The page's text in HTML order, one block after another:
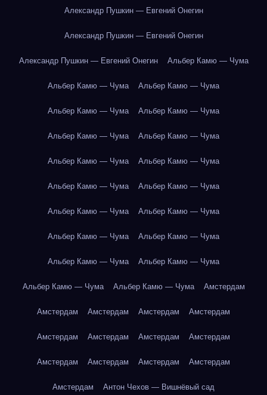
Александр Пушкин — Евгений Онегин
Александр Пушкин — Евгений Онегин
Александр Пушкин — Евгений Онегин Альбер Камю — Чума
Альбер Камю — Чума Альбер Камю — Чума
Альбер Камю — Чума Альбер Камю — Чума
Альбер Камю — Чума Альбер Камю — Чума
Альбер Камю — Чума Альбер Камю — Чума
Альбер Камю — Чума Альбер Камю — Чума
Альбер Камю — Чума Альбер Камю — Чума
Альбер Камю — Чума Альбер Камю — Чума
Альбер Камю — Чума Альбер Камю — Чума
Альбер Камю — Чума Альбер Камю — Чума Амстердам
Амстердам Амстердам Амстердам Амстердам
Амстердам Амстердам Амстердам Амстердам
Амстердам Амстердам Амстердам Амстердам
Амстердам Антон Чехов — Вишнёвый сад